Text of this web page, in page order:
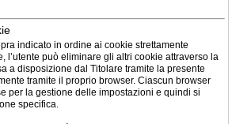
indicato in ordine ai cookie strettamente
l’utente può eliminare gli altri cookie attraverso la
a disposizione dal Titolare tramite la presente
tramite il proprio browser. Ciascun browser
per la gestione delle impostazioni e quindi si
specifica.